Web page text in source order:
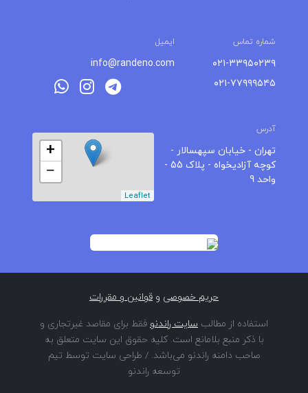
شماره تماس ایمیل
۰۲۱-۳۳۹۵۰۲۳۹
۰۲۱-۷۷۹۹۹۵۴۵
info@randeno.com
آدرس
تهران - خیابان سپهسالار -
کوچه آزادیخواه - پلاک 55 -
واحد 9
+
−
Leaflet
حریم خصوصی و قوانین و مقررات
استفاده از مطالب سایت راندنو فقط برای مقاصد غیرتجاری و
با ذکر منبع بلامانع است. کلیه حقوق این سایت متعلق به
صاحب دامنه راندنو می‌باشد. / طراحی سایت توسط تیم
توسعه راندنو